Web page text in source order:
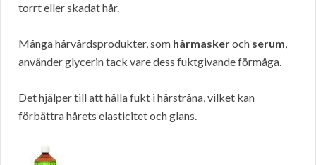
torrt eller skadat hår.
Många hårvårdsprodukter, som hårmaskeroch serum,
använder glycerin tack vare dess fuktgivande förmåga.
Det hjälper till att hålla fukt i hårstråna, vilket kan
förbättra hårets elasticitet och glans.